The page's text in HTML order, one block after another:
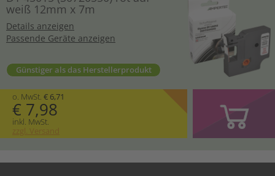
weiß 12mm x 7m
Details anzeigen
Passende Geräte anzeigen
Günstiger als das Herstellerprodukt
o. MwSt. € 6,71
€ 7,98
inkl. MwSt.
zzgl. Versand